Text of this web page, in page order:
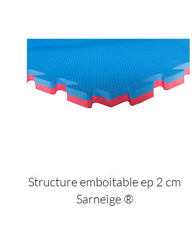
Structure emboitable ep 2 cm
Sarneige ®